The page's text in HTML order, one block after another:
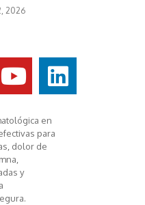
2026
en
para
dolor de
y